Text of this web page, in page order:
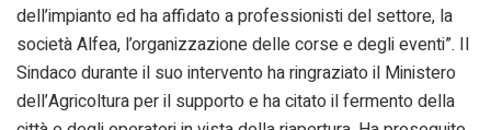
dell’impianto ed ha affidato a professionisti del settore, la
società Alfea, l’organizzazione delle corse e degli eventi”. Il
Sindaco durante il suo intervento ha ringraziato il Ministero
dell’Agricoltura per il supporto e ha citato il fermento della